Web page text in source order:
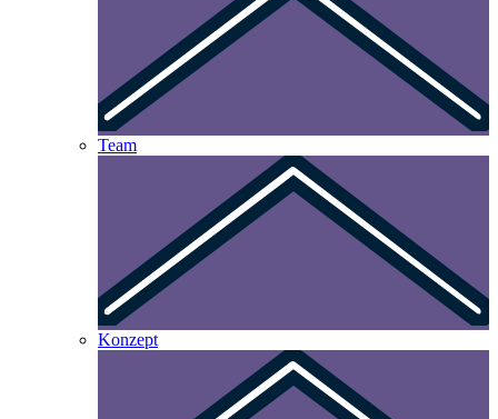
Team
Konzept